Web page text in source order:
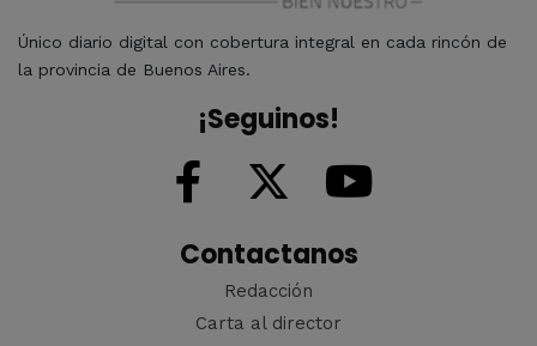
Único diario digital con cobertura integral en cada rincón de
la provincia de Buenos Aires.
¡Seguinos!
Contactanos
Redacción
Carta al director